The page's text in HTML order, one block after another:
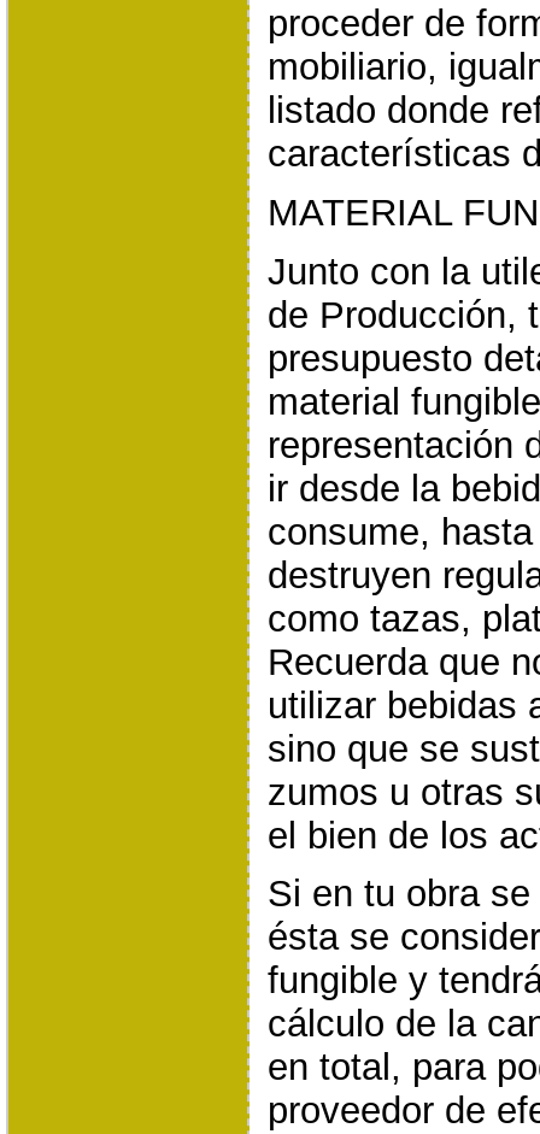
proceder de
mobiliario,
listado donde
características
MATERIAL
Junto con la
de Producción,
presupuesto
material
representación
ir desde la
consume,
destruyen
como tazas,
Recuerda que
utilizar bebidas
sino que se
zumos u otras
el bien de los
Si en tu obra
ésta se
fungible y
cálculo de la
en total, para
proveedor de